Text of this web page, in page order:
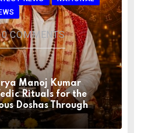
0COMMENTS
Manoj Kumar
Rituals for the
Doshas Through